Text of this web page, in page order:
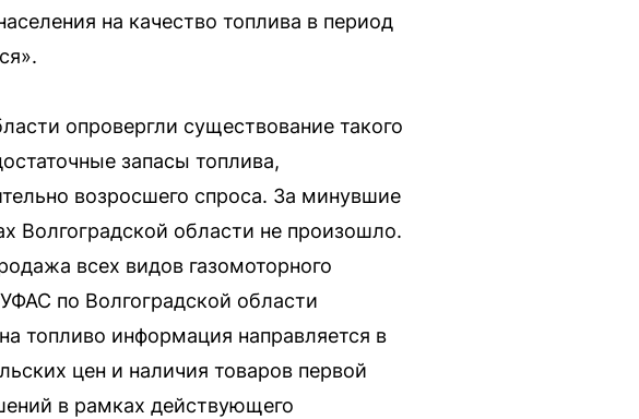
на качество топлива в период
опровергли существование такого
запасы топлива,
возросшего спроса. За минувшие
Волгоградской области не произошло.
всех видов газомоторного
по Волгоградской области
топливо информация направляется в
цен и наличия товаров первой
в рамках действующего